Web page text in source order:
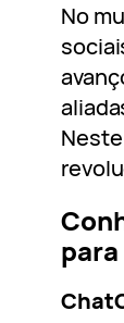
No